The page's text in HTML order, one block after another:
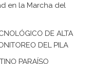
en la Marcha del
DE ALTA
DEL PILA
PARAÍSO